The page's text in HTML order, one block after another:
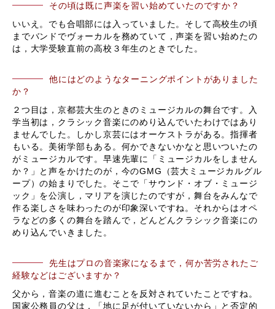
その頃は既に声楽を習い始めていたのですか？
いいえ。でも合唱部には入っていました。そして高校生の頃
までバンドでヴォーカルを務めていて，声楽を習い始めたの
は，大学受験直前の高校３年生のときでした。
他にはどのようなターニングポイントがありました
か？
２つ目は，京都芸大生のときのミュージカルの舞台です。入
学当初は，クラシック音楽にのめり込んでいたわけではあり
ませんでした。しかし京芸にはオーケストラがある。指揮者
もいる。美術学部もある。何かできないかなと思いついたの
がミュージカルです。早速先輩に「ミュージカルをしません
か？」と声をかけたのが，今のGMG（芸大ミュージカルグル
ープ）の始まりでした。そこで「サウンド・オブ・ミュージ
ック」を公演し，マリアを演じたのですが，舞台をみんなで
作る楽しさを味わったのが印象深いですね。それからはオペ
ラなどの多くの舞台を踏んで，どんどんクラシック音楽にの
めり込んでいきました。
先生はプロの音楽家になるまで，何か苦労されたご
経験などはございますか？
父から，音楽の道に進むことを反対されていたことですね。
国家公務員の父は，「地に足が付いていないから」と否定的